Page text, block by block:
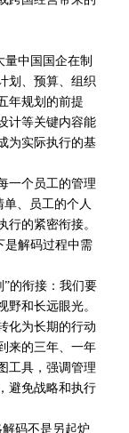
中国国企在制
划、预算、组织
年规划的前提
计等关键内容能
为实际执行的基
一个员工的管理
、员工的个人
的紧密衔接。
是解码过程中需
”的衔接：我们要
和长远眼光。
化为长期的行动
来的三年、一年
工具，强调管理
避免战略和执行
解码不是另起炉